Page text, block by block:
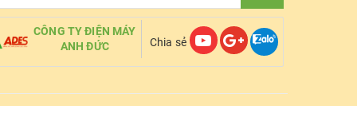
CÔNG TY ĐIỆN MÁY
ANH ĐỨC
Chia sẻ